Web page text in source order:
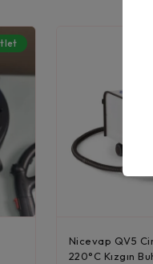
Nicevap QV5
220°C Kızgın